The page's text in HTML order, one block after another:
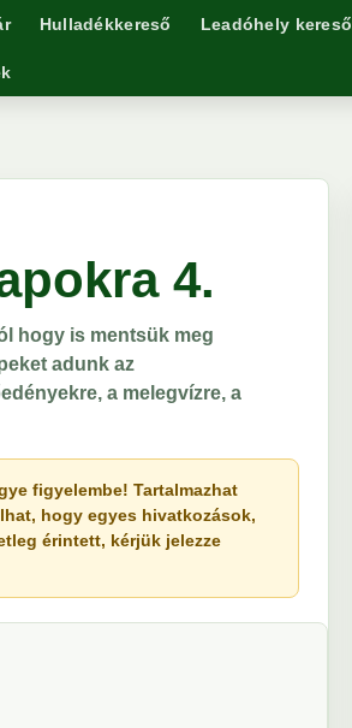
Hulladékkereső Leadóhely kereső
4.
hogy is mentsük meg
adunk az
a melegvízre, a
figyelembe! Tartalmazhat
hogy egyes hivatkozások,
érintett, kérjük jelezze